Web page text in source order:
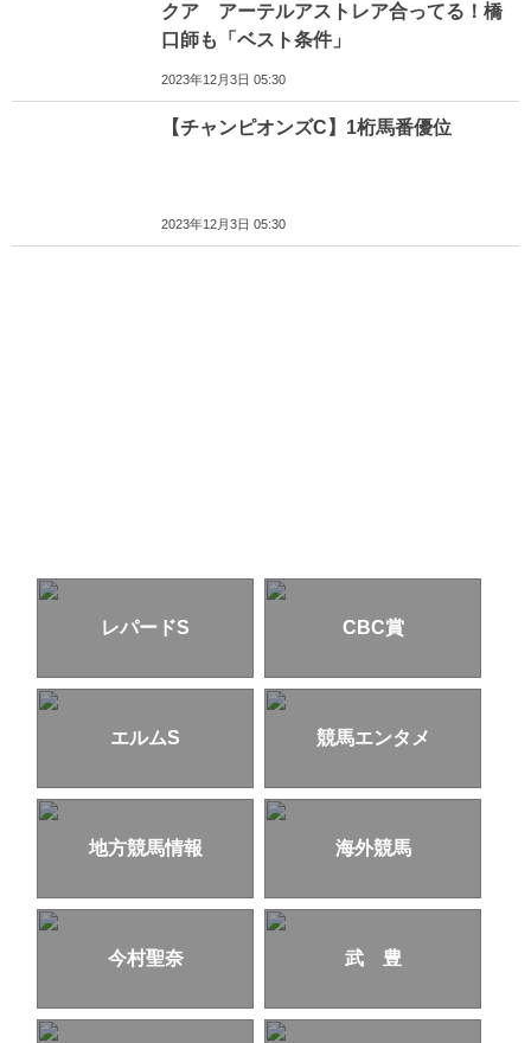
クア アーテルアストレア合ってる！橋
口師も「ベスト条件」
2023年12月3日 05:30
【チャンピオンズC】1桁馬番優位
2023年12月3日 05:30
レパードS CBC賞
エルムS 競馬エンタメ
地方競馬情報 海外競馬
今村聖奈 武 豊